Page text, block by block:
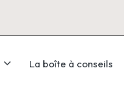
La boîte à conseils